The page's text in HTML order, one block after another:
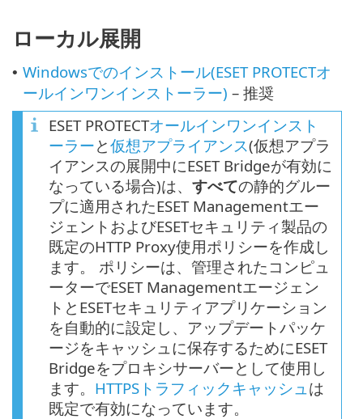
ローカル展開
• Windowsでのインストール(ESET PROTECTオ
ールインワンインストーラー) – 推奨
ESET PROTECTオールインワンインスト
ーラーと仮想アプライアンス(仮想アプラ
イアンスの展開中にESET Bridgeが有効に
なっている場合)は、 すべての静的グルー
プに適用されたESET Managementエー
ジェントおよびESETセキュリティ製品の
既定のHTTP Proxy使用ポリシーを作成し
ます。 ポリシーは、管理されたコンピュ
ーターでESET Managementエージェン
トとESETセキュリティアプリケーション
を自動的に設定し、アップデートパッケ
ージをキャッシュに保存するためにESET
Bridgeをプロキシサーバーとして使用し
ます。 HTTPSトラフィックキャッシュ は
既定で有効になっています。